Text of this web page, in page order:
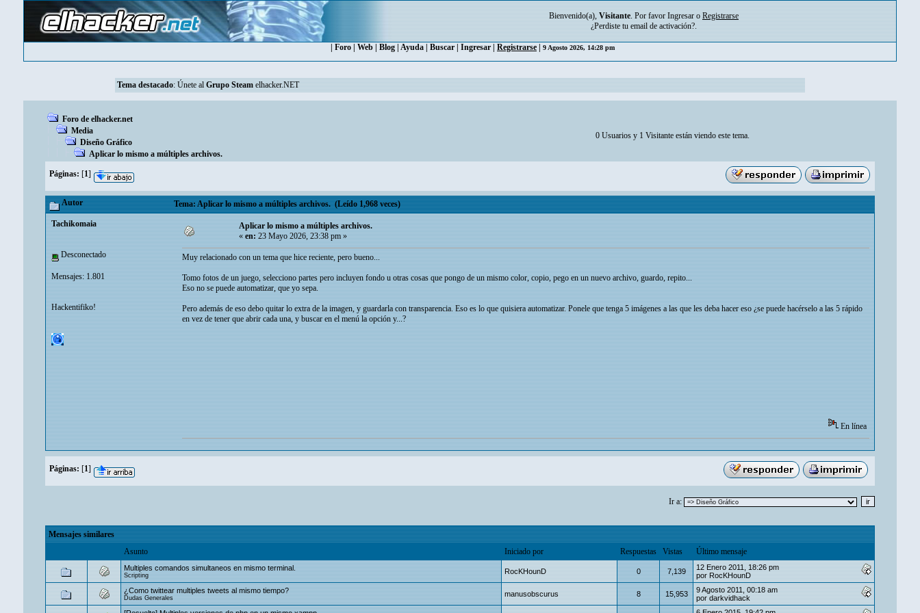
Bienvenido(a), Visitante. Por favor Ingresar o Registrarse
¿Perdiste tu email de activación?.
Foro Web Blog Ayuda Buscar Ingresar Registrarse 9 Agosto 2026, 14:28 pm
Tema destacado: Únete al Grupo Steam elhacker.NET
Foro de elhacker.net
Media
Diseño Gráfico
Aplicar lo mismo a múltiples archivos.
0 Usuarios y 1 Visitante están viendo este tema.
Páginas: [1]
Autor Tema: Aplicar lo mismo a múltiples archivos. (Leído 1,968 veces)
Tachikomaia
Desconectado
Mensajes: 1.801
Hackentifiko!
Aplicar lo mismo a múltiples archivos.
«en:23 Mayo 2026, 23:38 pm »
Muy relacionado con un tema que hice reciente, pero bueno...
Tomo fotos de un juego, selecciono partes pero incluyen fondo u otras cosas que pongo de un mismo color, copio, pego en un nuevo archivo, guardo, repito...
Eso no se puede automatizar, que yo sepa.
Pero además de eso debo quitar lo extra de la imagen, y guardarla con transparencia. Eso es lo que quisiera automatizar. Ponele que tenga 5 imágenes a las que les deba hacer eso ¿se puede hacérselo a las 5 rápido
en vez de tener que abrir cada una, y buscar en el menú la opción y...?
En línea
Páginas: [1]
Ir a:
Mensajes similares
Asunto
Iniciado por Respuestas Vistas Último mensaje
Multiples comandos simultaneos en mismo terminal.
Scripting RocKHounD 0 7,139
12 Enero 2011, 18:26 pm
por RocKHounD
¿Como twittear multiples tweets al mismo tiempo?
Dudas Generales manusobscurus 8 15,953
9 Agosto 2011, 00:18 am
por darkvidhack